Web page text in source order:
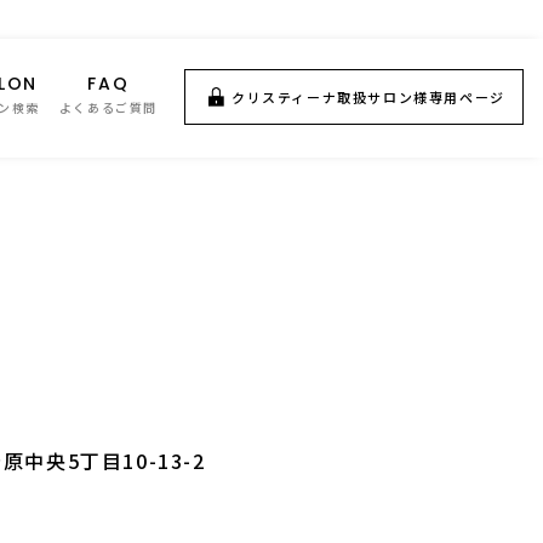
検索
FAQ
よくあるご質問
クリスティーナ取扱サロン様専用ページ
中央5丁目10-13-2